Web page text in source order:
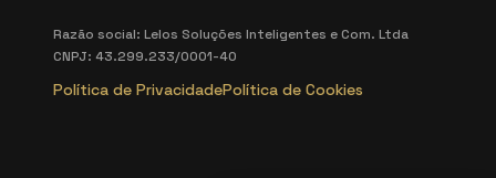
Razão social: Lelos Soluções Inteligentes e Com. Ltda
CNPJ: 43.299.233/0001-40
Política de PrivacidadePolítica de Cookies